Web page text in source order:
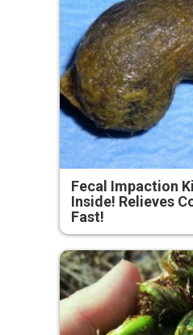
Fecal Impaction
Inside! Relieves
Fast!